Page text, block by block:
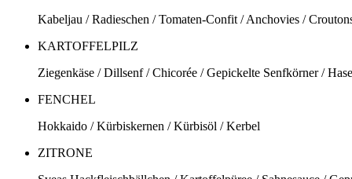
Kabeljau / Radieschen / Tomaten-Confit / Anchovies /
KARTOFFELPILZ
Ziegenkäse / Dillsenf / Chicorée / Gepickelte Senfkörner /
FENCHEL
Hokkaido / Kürbiskernen / Kürbisöl / Kerbel
ZITRONE